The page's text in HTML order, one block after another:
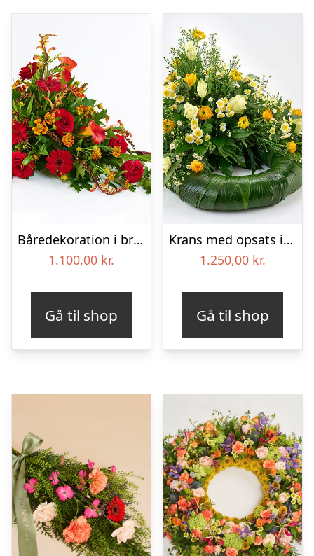
Båredekoration i brændte farver – Blomster til begravelse
1.100,00 kr.
Gå til shop
Krans med opsats i gule farver – Blomster til begravelse
1.250,00 kr.
Gå til shop